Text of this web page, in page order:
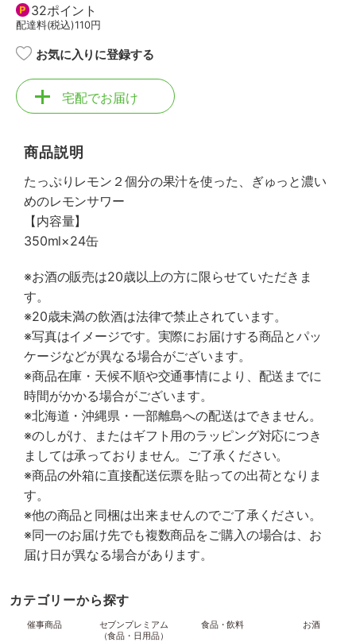
32ポイント
配達料(税込)110円
お気に入りに登録する
宅配でお届け
商品説明
たっぷりレモン２個分の果汁を使った、ぎゅっと濃い
めのレモンサワー
【内容量】
350ml×24缶
※お酒の販売は20歳以上の方に限らせていただきま
す。
※20歳未満の飲酒は法律で禁止されています。
※写真はイメージです。実際にお届けする商品とパッ
ケージなどが異なる場合がございます。
※商品在庫・天候不順や交通事情により、配送までに
時間がかかる場合がございます。
※北海道・沖縄県・一部離島への配送はできません。
※のしがけ、またはギフト用のラッピング対応につき
ましては承っておりません。ご了承ください。
※商品の外箱に直接配送伝票を貼っての出荷となりま
す。
※他の商品と同梱は出来ませんのでご了承ください。
※同一のお届け先でも複数商品をご購入の場合は、お
届け日が異なる場合があります。
カテゴリーから探す
催事商品
セブンプレミアム
（食品・日用品）
食品・飲料 お酒